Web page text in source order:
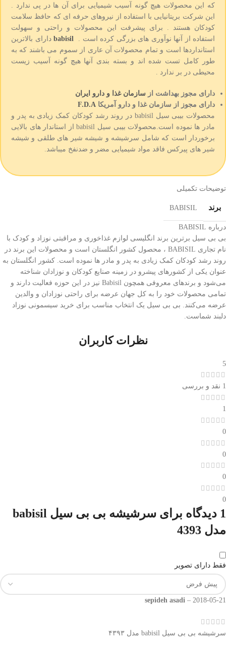
که این محصولات هیچ گونه آسیب شیمیایی برای آن ها در پی ندارد .
این شرکت بریتانیایی با استفاده از نیروهای حرفه ای که حافظ سلامت
کودکان هستند . برای پیشرفت این محصولات و راحتی و سهولت
استفاده از آنها نوآوری های بزرگی کرده است .
babisil دارای بالاترین
استانداردها است و تمام محصولات آن عاری از سموم می باشند که به
طور کامل تست شده اند و بسته بندی آنها هیچ گونه آسیب زیست
محیطی در بر ندارد .
دارای مجوز بهداشت از سازمان غذا و دارو ایران
دارای مجوز از سازمان غذا و دارو آمریکا F.D.A
محصولات بیبی سیل babisil در روند رشد کودکان کمک زیادی به پدر و
مادر ها نموده است.محصولات بیبی سیل babisil از استاندار های بالایی
برخوردار است که شامل سرشیشه و شیشه شیر های طلقی و شیشه
شیر های پیرکس فاقد مواد شیمیایی مضر و ضدنفخ میباشد.
توضیحات تکمیلی
برند BABISIL
درباره BABISIL
بی بی سیل برترین برند انگلیسی لوازم غذاخوری و مراقبتی نوزاد و کودک با
نام تجاری BABISIL ، محصول کشور انگلستان است و محصولات این برند در
روند رشد کودکان کمک زیادی به پدر و مادر ها نموده است. کشور انگلستان به
عنوان یکی از کشورهای پیشرو در زمینه صنایع کودکان و نوزادان شناخته
می‌شود و برندهای معروفی همچون Babisil نیز در این حوزه فعالیت دارند و
تمامی محصولات خود را به کل جهان عرضه برای راحتی نوزادان و والدین
عرضه می‌کنند. بی بی سیل یک انتخاب مناسب برای خرید سیسمونی نوزاد
دلبند شماست.
نظرات کاربران
5
1 نقد و بررسی
1
0
0
0
0
1 دیدگاه برای
سرشيشه بی بی سیل babisil
مدل 4393
فقط دارای تصویر
sepideh asadi – 2018-05-21
سرشیشه بی بی سیل babisil مدل ۴۳۹۳